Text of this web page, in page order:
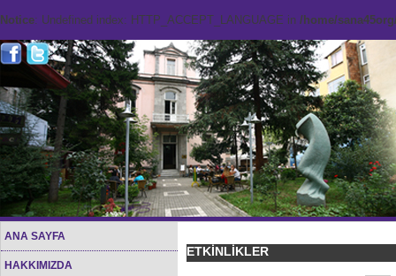
Notice: Undefined index: HTTP_ACCEPT_LANGUAGE in /home/
ANA SAYFA
HAKKIMIZDA
ETKİNLİKLER